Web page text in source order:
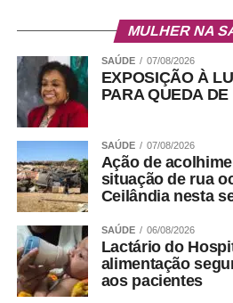
MULHER NA
SAÚDE 07/08/2026
EXPOSIÇÃO À
PARA QUEDA
SAÚDE 07/08/2026
Ação de
situação de rua
Ceilândia nesta
SAÚDE 06/08/2026
Lactário do
alimentação
aos pacientes